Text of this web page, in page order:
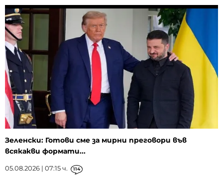
Зеленски: Готови сме за мирни преговори във
всякакви формати...
05.08.2026 | 07:15 ч. 114